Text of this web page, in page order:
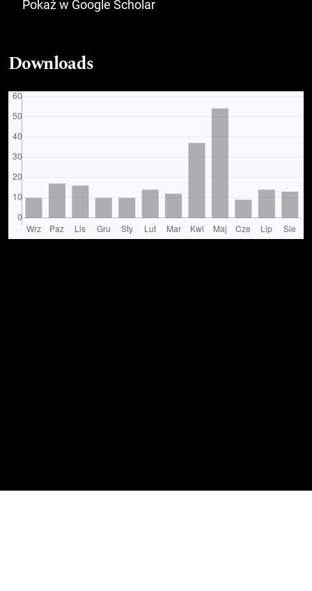
Pokaż w Google Scholar
Downloads